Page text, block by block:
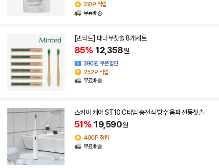
310P 적립
무료배송
[민티드] 대나무칫솔 8개세트
85% 12,358원
390원 쿠폰할인
252P 적립
무료배송
스카이 케어 ST10 C타입 충전식 방수 음파 전동칫솔
51% 19,590원
400P 적립
무료배송